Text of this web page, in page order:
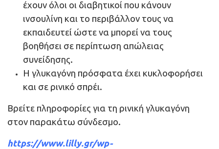
έχουν όλοι οι διαβητικοί που κάνουν
ινσουλίνη και το περιβάλλον τους να
εκπαιδευτεί ώστε να μπορεί να τους
βοηθήσει σε περίπτωση απώλειας
συνείδησης.
Η γλυκαγόνη πρόσφατα έχει κυκλοφορήσει
και σε ρινικό σπρέι.
Βρείτε πληροφορίες για τη ρινική γλυκαγόνη
στον παρακάτω σύνδεσμο.
https://www.lilly.gr/wp-